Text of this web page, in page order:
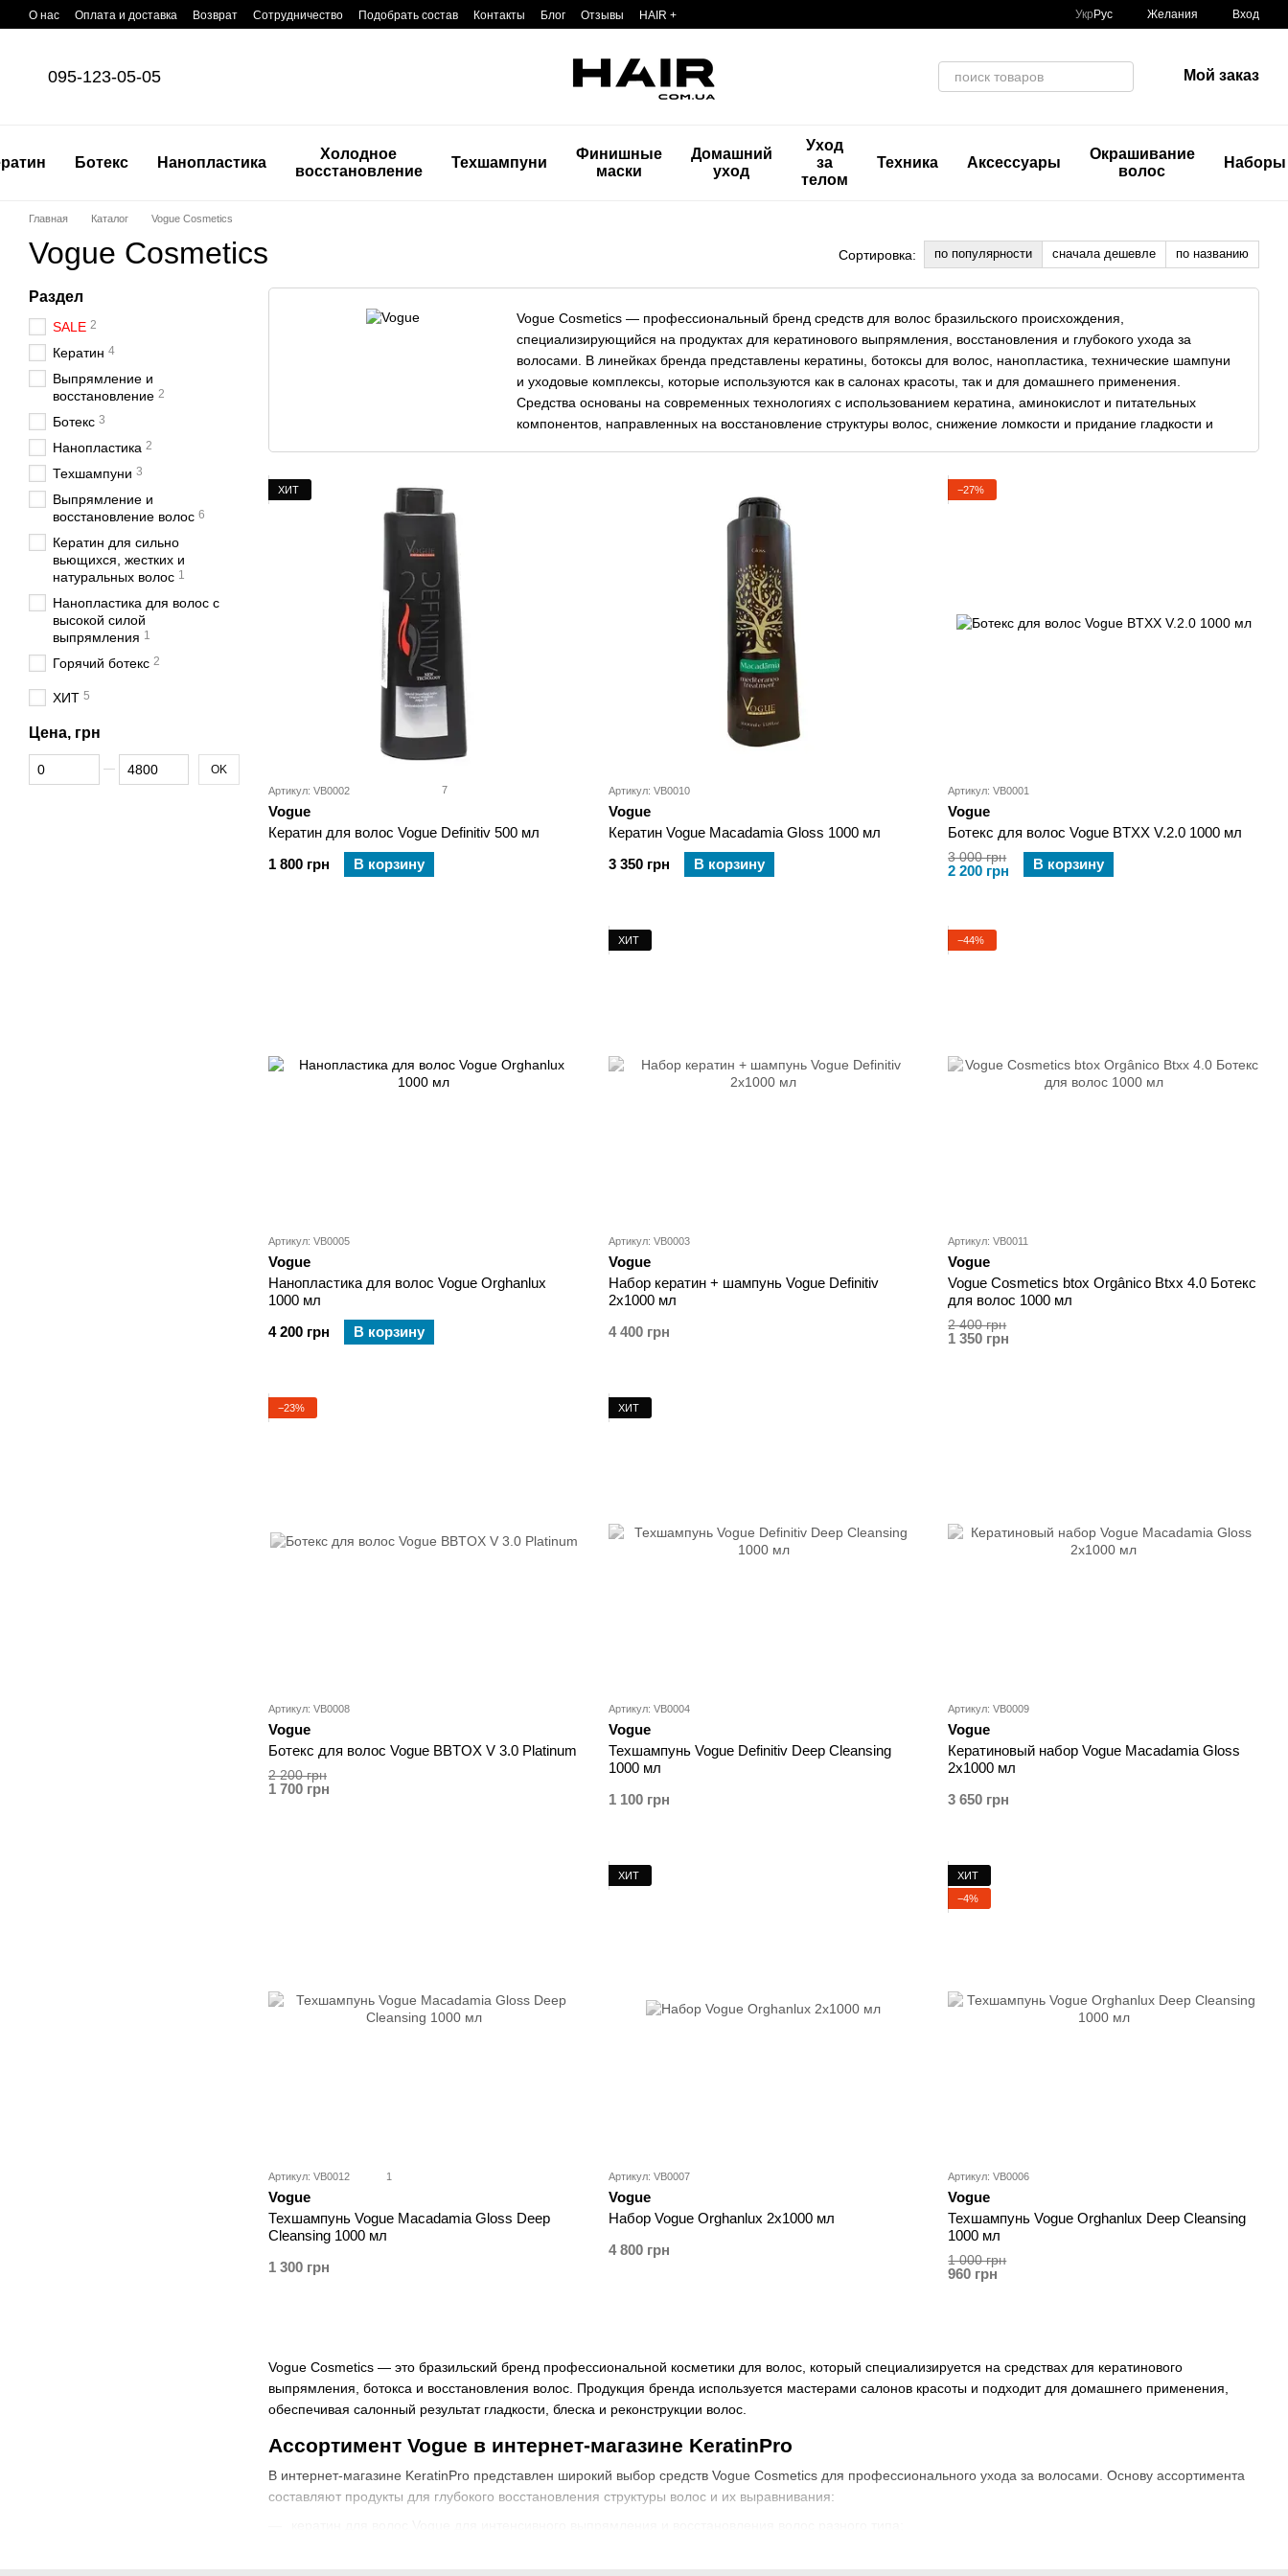
Перейти к основному контенту
О нас Оплата и доставка Возврат Сотрудничество Подобрать состав Контакты Блог Отзывы HAIR + Укр Рус Желания Вход
095-123-05-05 Мой заказ
Ботекс Нанопластика
Холодное
восстановление
Техшампуни
Финишные
маски
Домашний
уход
Уход
за
телом
Техника Аксессуары
Окрашивание
волос
Наборы
Главная Каталог Vogue Cosmetics
Vogue Cosmetics Сортировка: по популярности сначала дешевле по названию
Vogue Cosmetics — это бразильский бренд профессиональной косметики для волос, который специализируется на средствах для кератинового
выпрямления, ботокса и восстановления волос. Продукция бренда используется мастерами салонов красоты и подходит для домашнего применения,
обеспечивая салонный результат гладкости, блеска и реконструкции волос.
Ассортимент Vogue в интернет-магазине KeratinPro
В интернет-магазине KeratinPro представлен широкий выбор средств Vogue Cosmetics для профессионального ухода за волосами. Основу ассортимента
составляют продукты для глубокого восстановления структуры волос и их выравнивания:
Vogue Cosmetics — профессиональный бренд средств для волос бразильского происхождения,
специализирующийся на продуктах для кератинового выпрямления, восстановления и глубокого ухода за
волосами. В линейках бренда представлены кератины, ботоксы для волос, нанопластика, технические шампуни
и уходовые комплексы, которые используются как в салонах красоты, так и для домашнего применения.
Средства основаны на современных технологиях с использованием кератина, аминокислот и питательных
компонентов, направленных на восстановление структуры волос, снижение ломкости и придание гладкости и
благодаря сочетанию эффективности и профессионального качества, а также широкому ассортименту для
разных типов волос. Vogue — это решение для тех, кто стремится к салонному эффекту и интенсивному
восстановлению. Выбирайте Vogue для профессионального ухода за волосами и достигайте идеальной
гладкости и сияния уже сегодня. Покупайте продукцию Vogue в нашем магазине HAIR.COM.UA, чтобы получить
оригинальные средства с гарантированным результатом.
ХИТ
Артикул: VB0002 7
Vogue
Кератин для волос Vogue Definitiv 500 мл
1 800 грн
В корзину
Артикул: VB0010
Vogue
Кератин Vogue Macadamia Gloss 1000 мл
3 350 грн
В корзину
−27%
Артикул: VB0001
Vogue
Ботекс для волос Vogue BTXX V.2.0 1000 мл
3 000 грн
2 200 грн В корзину
Артикул: VB0005
Vogue
Нанопластика для волос Vogue Orghanlux
1000 мл
4 200 грн
В корзину
ХИТ
Артикул: VB0003
Vogue
Набор кератин + шампунь Vogue Definitiv
2х1000 мл
4 400 грн
−44%
Артикул: VB0011
Vogue
Vogue Cosmetics btox Orgânico Btxx 4.0 Ботекс
для волос 1000 мл
2 400 грн
1 350 грн
−23%
Артикул: VB0008
Vogue
Ботекс для волос Vogue BBTOX V 3.0 Platinum
2 200 грн
1 700 грн
ХИТ
Артикул: VB0004
Vogue
Техшампунь Vogue Definitiv Deep Cleansing
1000 мл
1 100 грн
Артикул: VB0009
Vogue
Кератиновый набор Vogue Macadamia Gloss
2x1000 мл
3 650 грн
Артикул: VB0012 1
Vogue
Техшампунь Vogue Macadamia Gloss Deep
Cleansing 1000 мл
1 300 грн
ХИТ
Артикул: VB0007
Vogue
Набор Vogue Orghanlux 2х1000 мл
4 800 грн
ХИТ
−4%
Артикул: VB0006
Vogue
Техшампунь Vogue Orghanlux Deep Cleansing
1000 мл
1 000 грн
960 грн
Раздел
SALE 2
Кератин 4
Выпрямление и
восстановление 2
Ботекс 3
Нанопластика 2
Техшампуни 3
Выпрямление и
восстановление волос 6
Кератин для сильно
вьющихся, жестких и
натуральных волос 1
Нанопластика для волос с
высокой силой
выпрямления 1
Горячий ботекс 2
ХИТ 5
Цена, грн
От Цена, грн
До Цена, грн OK